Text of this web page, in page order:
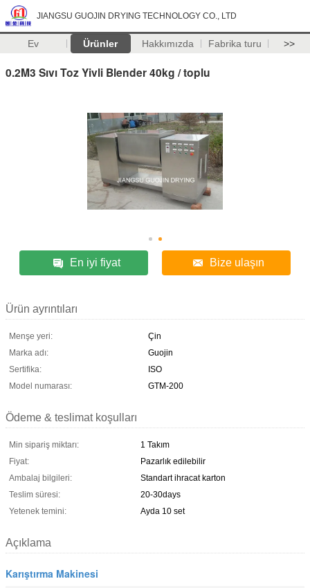
JIANGSU GUOJIN DRYING TECHNOLOGY CO., LTD
Ev Ürünler Hakkımızda Fabrika turu >>
0.2M3 Sıvı Toz Yivli Blender 40kg / toplu
En iyi fiyat Bize ulaşın
Ürün ayrıntıları
Menşe yeri:
Çin
Marka adı:
Guojin
Sertifika:
ISO
Model numarası:
GTM-200
Ödeme & teslimat koşulları
Min sipariş miktarı:
1 Takım
Fiyat:
Pazarlık edilebilir
Ambalaj bilgileri:
Standart ihracat karton
Teslim süresi:
20-30days
Yetenek temini:
Ayda 10 set
Açıklama
Karıştırma Makinesi